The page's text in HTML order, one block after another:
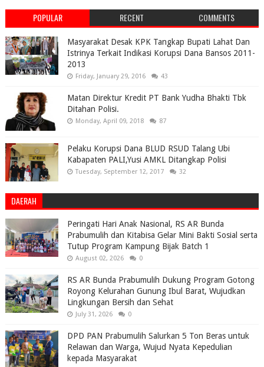
POPULAR RECENT COMMENTS
Masyarakat Desak KPK Tangkap Bupati Lahat Dan
Istrinya Terkait Indikasi Korupsi Dana Bansos 2011-
2013
Friday, January 29, 2016 43
Matan Direktur Kredit PT Bank Yudha Bhakti Tbk
Ditahan Polisi.
Monday, April 09, 2018 87
Pelaku Korupsi Dana BLUD RSUD Talang Ubi
Kabapaten PALI,Yusi AMKL Ditangkap Polisi
Tuesday, September 12, 2017 32
DAERAH
Peringati Hari Anak Nasional, RS AR Bunda
Prabumulih dan Kitabisa Gelar Mini Bakti Sosial serta
Tutup Program Kampung Bijak Batch 1
August 02, 2026 0
RS AR Bunda Prabumulih Dukung Program Gotong
Royong Kelurahan Gunung Ibul Barat, Wujudkan
Lingkungan Bersih dan Sehat
July 31, 2026 0
DPD PAN Prabumulih Salurkan 5 Ton Beras untuk
Relawan dan Warga, Wujud Nyata Kepedulian
kepada Masyarakat